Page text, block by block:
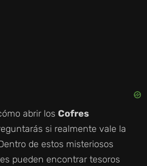
abrir los Cofres
si realmente vale la
de estos misteriosos
pueden encontrar tesoros